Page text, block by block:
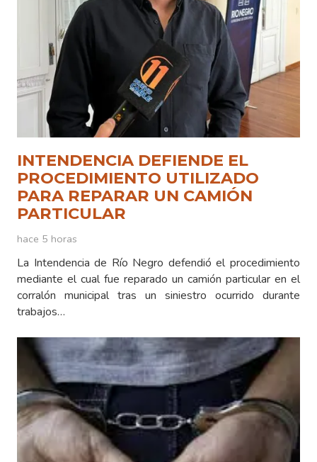
INTENDENCIA DEFIENDE EL
PROCEDIMIENTO UTILIZADO
PARA REPARAR UN CAMIÓN
PARTICULAR
hace 5 horas
La Intendencia de Río Negro defendió el procedimiento
mediante el cual fue reparado un camión particular en el
corralón municipal tras un siniestro ocurrido durante
trabajos…